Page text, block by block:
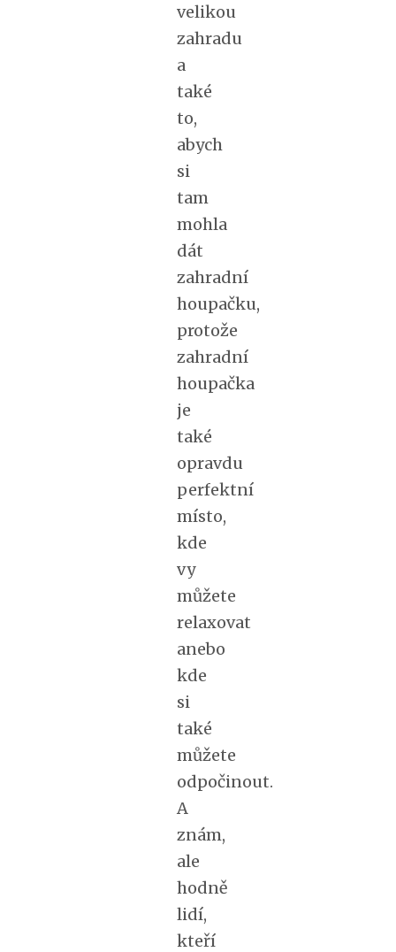
velikou
zahradu
a
také
to,
abych
si
tam
mohla
dát
zahradní
houpačku,
protože
zahradní
houpačka
je
také
opravdu
perfektní
místo,
kde
vy
můžete
relaxovat
anebo
kde
si
také
můžete
odpočinout.
A
znám,
ale
hodně
lidí,
kteří